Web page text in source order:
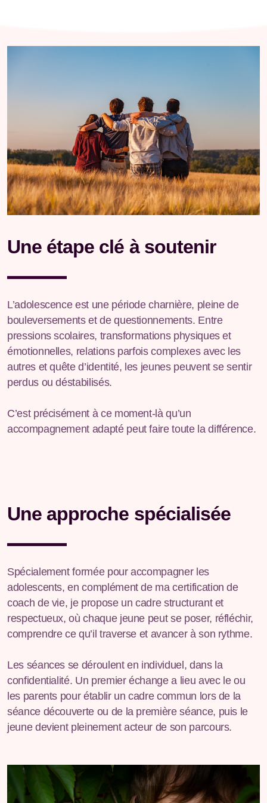
Une étape clé à soutenir
L’adolescence est une période charnière, pleine de
bouleversements et de questionnements. Entre
pressions scolaires, transformations physiques et
émotionnelles, relations parfois complexes avec les
autres et quête d’identité, les jeunes peuvent se sentir
perdus ou déstabilisés.
C’est précisément à ce moment-là qu’un
accompagnement adapté peut faire toute la différence.
Une approche spécialisée
Spécialement formée pour accompagner les
adolescents, en complément de ma certification de
coach de vie, je propose un cadre structurant et
respectueux, où chaque jeune peut se poser, réfléchir,
comprendre ce qu’il traverse et avancer à son rythme.
Les séances se déroulent en individuel, dans la
confidentialité. Un premier échange a lieu avec le ou
les parents pour établir un cadre commun lors de la
séance découverte ou de la première séance, puis le
jeune devient pleinement acteur de son parcours.